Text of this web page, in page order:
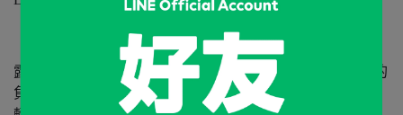
露營讓現代人透過與自然的互動，宣洩在日常生活中積累的
負面情緒，排解心靈。由燕三條工匠製作的純鈦杯，重量